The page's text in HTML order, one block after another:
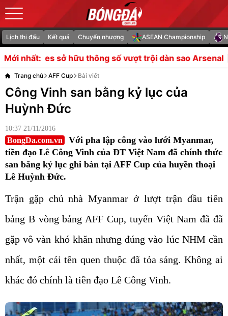
Lịch thi đấu Kết quả Chuyển nhượng ASEAN Championship
Mới nhất:
thông số vượt trội dàn sao Arsenal Hansi Flick đang
Trang chủ AFF Cup Bài viết
Công Vinh san bằng kỷ lục của
Huỳnh Đức
10:37 21/11/2016
BongDa.com.vn
Với pha lập công vào lưới Myanmar,
tiền đạo Lê Công Vinh của ĐT Việt Nam đã chính thức
san bằng kỷ lục ghi bàn tại AFF Cup của huyền thoại
Lê Huỳnh Đức.
Trận gặp chủ nhà Myanmar ở lượt trận đầu tiên
bảng B vòng bảng AFF Cup, tuyển Việt Nam đã đã
gặp vô vàn khó khăn nhưng đúng vào lúc NHM cần
nhất, một cái tên quen thuộc đã tỏa sáng. Không ai
khác đó chính là tiền đạo Lê Công Vinh.